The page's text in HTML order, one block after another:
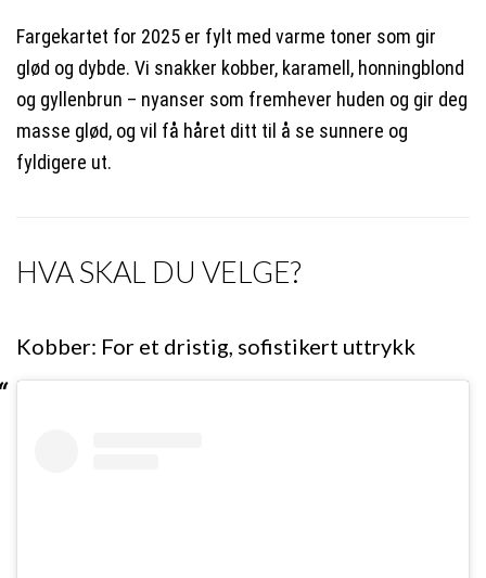
Fargekartet for 2025 er fylt med varme toner som gir
glød og dybde. Vi snakker kobber, karamell, honningblond
og gyllenbrun – nyanser som fremhever huden og gir deg
masse glød, og vil få håret ditt til å se sunnere og
fyldigere ut.
HVA SKAL DU VELGE?
Kobber: For et dristig, sofistikert uttrykk